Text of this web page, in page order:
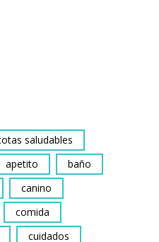
saludables
apetito
baño
canino
comida
cuidados